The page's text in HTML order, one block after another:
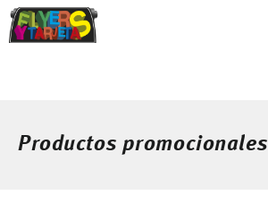
Productos promocionales